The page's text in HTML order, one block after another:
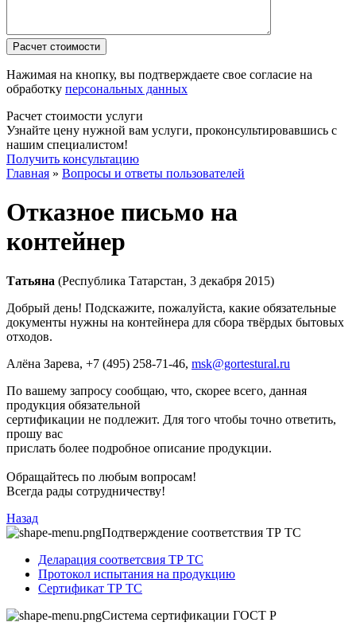
Нажимая на кнопку, вы подтверждаете свое согласие на
обработку персональных данных
Расчет стоимости услуги
Узнайте цену нужной вам услуги, проконсультировавшись с
нашим специалистом!
Получить консультацию
Главная » Вопросы и ответы пользователей
Отказное письмо на
контейнер
Татьяна (Республика Татарстан, 3 декабря 2015)
Добрый день! Подскажите, пожалуйста, какие обязательные
документы нужны на контейнера для сбора твёрдых бытовых
отходов.
Алёна Зарева, +7 (495) 258-71-46, msk@gortestural.ru
По вашему запросу сообщаю, что, скорее всего, данная
продукция обязательной
сертификации не подлежит. Для того чтобы точно ответить,
прошу вас
прислать более подробное описание продукции.
Обращайтесь по любым вопросам!
Всегда рады сотрудничеству!
Назад
Подтверждение соответствия ТР ТС
Деларация соответсвия ТР ТС
Протокол испытания на продукцию
Сертификат ТР ТС
Система сертификации ГОСТ Р